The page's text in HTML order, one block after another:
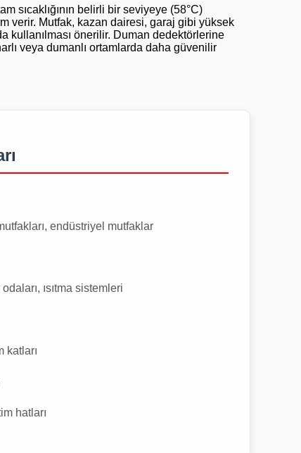
sıcaklığının belirli bir seviyeye (58°C)
verir. Mutfak, kazan dairesi, garaj gibi yüksek
kullanılması önerilir. Duman dedektörlerine
veya dumanlı ortamlarda daha güvenilir
endüstriyel mutfaklar
ısıtma sistemleri
katları
hatları